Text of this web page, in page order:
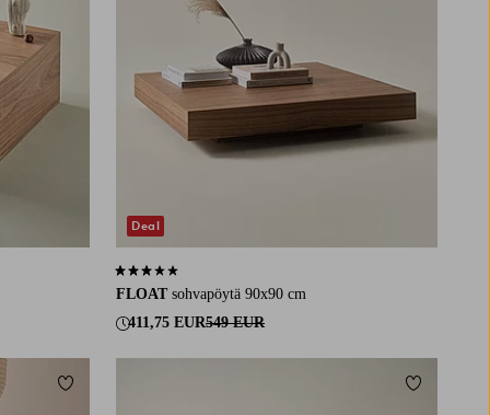
FLOAT sohvapöytä 90x90 cm
411,75 EUR549 EUR
3,0 perustuen 3 arvosanaan
Deal
Lisää suosikkeihin Lisää